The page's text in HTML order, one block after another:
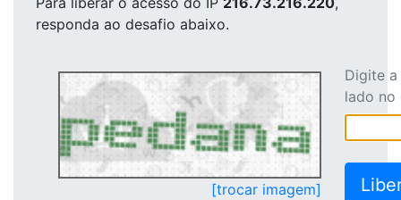
responda ao desafio abaixo.
[trocar imagem]
Digite
lado no